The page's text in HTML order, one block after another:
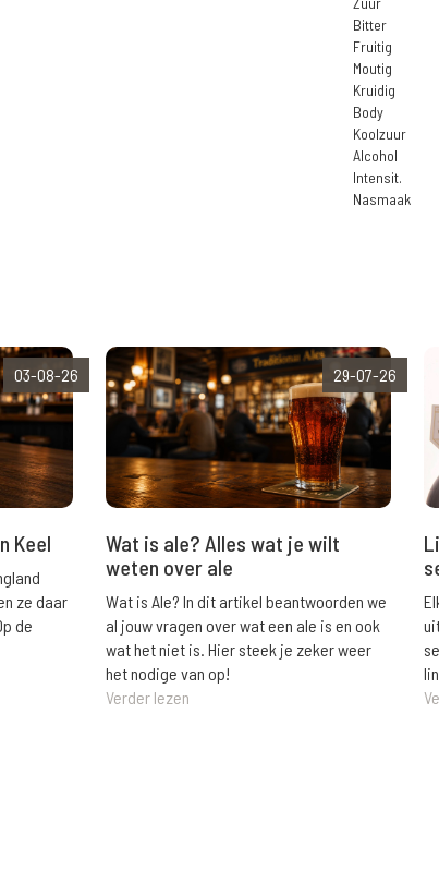
Bitter
Fruitig
Moutig
Kruidig
Body
Koolzuur
Alcohol
Intensit.
Nasmaak
03-08-26
Keel
ze daar
de
29-07-26
Wat is ale? Alles wat je wilt
weten over ale
Wat is Ale? In dit artikel beantwoorden we
al jouw vragen over wat een ale is en ook
wat het niet is. Hier steek je zeker weer
het nodige van op!
Verder lezen